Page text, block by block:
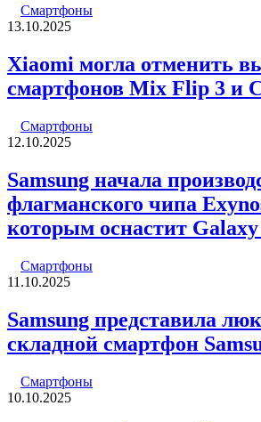
Смартфоны
13.10.2025
Xiaomi могла отменить
смартфонов Mix Flip 3 и
Смартфоны
12.10.2025
Samsung начала
флагманского чипа
которым оснастит Galaxy
Смартфоны
11.10.2025
Samsung представила
складной смартфон
Смартфоны
10.10.2025